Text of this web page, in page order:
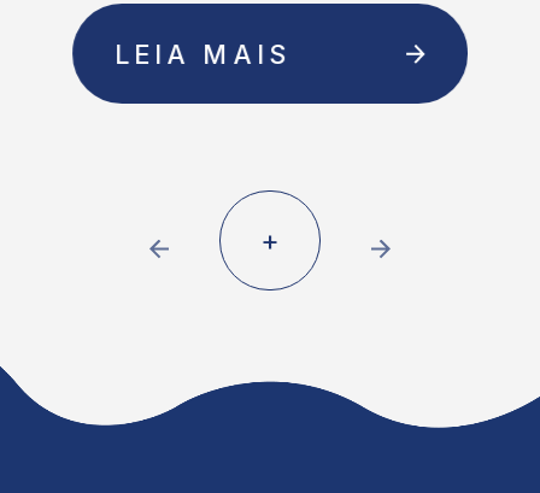
LEIA MAIS
+